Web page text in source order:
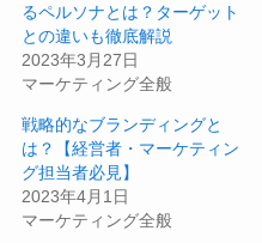
るペルソナとは？ターゲット
との違いも徹底解説
2023年3月27日
マーケティング全般
戦略的なブランディングと
は？【経営者・マーケティン
グ担当者必見】
2023年4月1日
マーケティング全般